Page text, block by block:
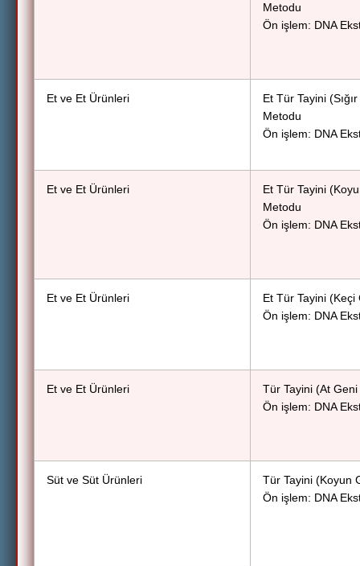
Metodu
Ön işlem: DNA
Et ve Et Ürünleri
Et Tür Tayini
Metodu
Ön işlem: DNA
Et ve Et Ürünleri
Et Tür Tayini
Metodu
Ön işlem: DNA
Et ve Et Ürünleri
Et Tür Tayini (Keçi
Ön işlem: DNA
Et ve Et Ürünleri
Tür Tayini (At
Ön işlem: DNA
Süt ve Süt Ürünleri
Tür Tayini (Koyun
Ön işlem: DNA